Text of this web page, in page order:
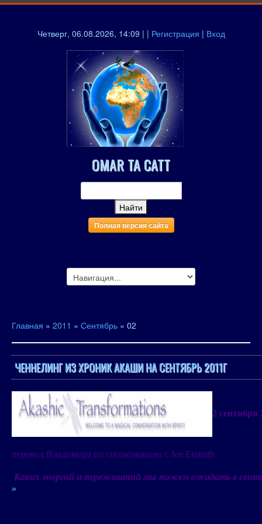
Четверг, 06.08.2026, 14:09 | | Регистрация | Вход
OMAR TA CATT
Полная версия сайта
Главная » 2011 » Сентябрь » 02
ЧЕННЕЛИНГ ИЗ ХРОНИК АКАШИ НА СЕНТЯБРЬ 2011Г
2 сентября
перевод Владимира по согласованию с Jen Eramith
Каких энергий и переживаниймыможем ожидать в
»